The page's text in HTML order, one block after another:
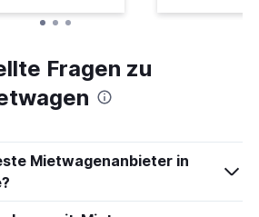
Fragen zu
Mietwagenanbieter in